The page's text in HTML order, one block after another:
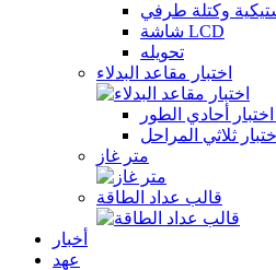
وكتلة طرفي
شاشة LCD
تحويله
اختبار مقاعد البدلاء
أحادي الطور
ثلاثي المراحل
متر غاز
قالب عداد الطاقة
أخبار
عهد